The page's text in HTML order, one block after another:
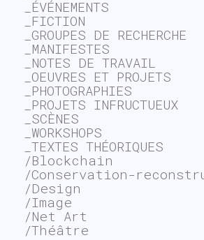
_ÉVÉNEMENTS
_FICTION
_GROUPES DE RECHERCHE
_MANIFESTES
_NOTES DE TRAVAIL
_OEUVRES ET PROJETS
_PHOTOGRAPHIES
_PROJETS INFRUCTUEUX
_SCÈNES
_WORKSHOPS
_TEXTES THÉORIQUES
/Blockchain
/Conservation-
/Design
/Image
/Net Art
/Théâtre